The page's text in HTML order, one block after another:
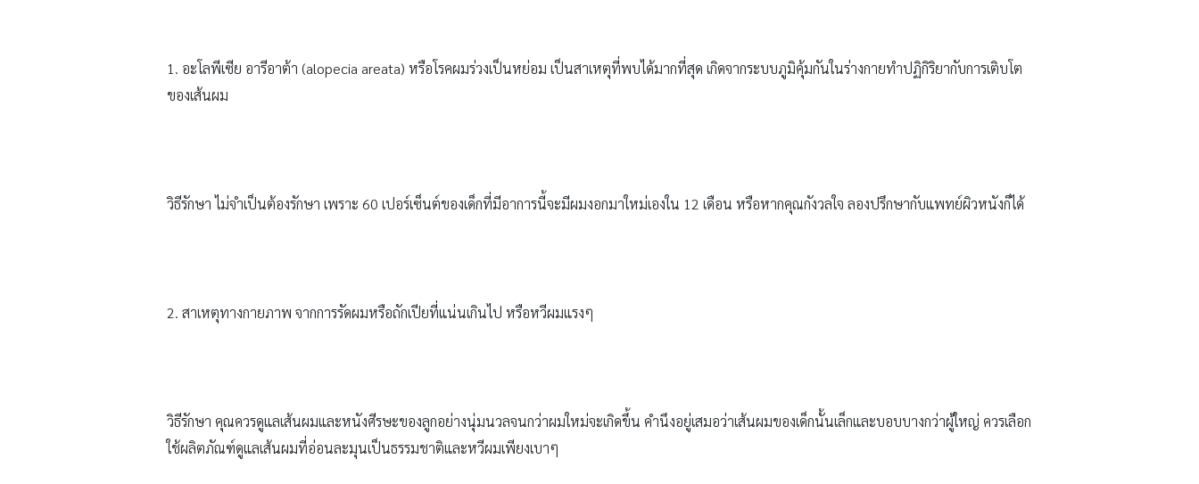
1. อะโลพีเซีย อารีอาต้า (alopecia areata) หรือโรคผมร่วงเป็นหย่อม เป็นสาเหตุที่พบได้มากที่สุด เกิดจากระบบภูมิคุ้มกันในร่างกายทำปฏิกิริยากับการเติบโต
ของเส้นผม
วิธีรักษา ไม่จำเป็นต้องรักษา เพราะ 60 เปอร์เซ็นต์ของเด็กที่มีอาการนี้จะมีผมงอกมาใหม่เองใน 12 เดือน หรือหากคุณกังวลใจ ลองปรึกษากับแพทย์ผิวหนังก็ได้
2. สาเหตุทางกายภาพ จากการรัดผมหรือถักเปียที่แน่นเกินไป หรือหวีผมแรงๆ
วิธีรักษา คุณควรดูแลเส้นผมและหนังศีรษะของลูกอย่างนุ่มนวลจนกว่าผมใหม่จะเกิดขึ้น คำนึงอยู่เสมอว่าเส้นผมของเด็กนั้นเล็กและบอบบางกว่าผู้ใหญ่ ควรเลือก
ใช้ผลิตภัณฑ์ดูแลเส้นผมที่อ่อนละมุนเป็นธรรมชาติและหวีผมเพียงเบาๆ